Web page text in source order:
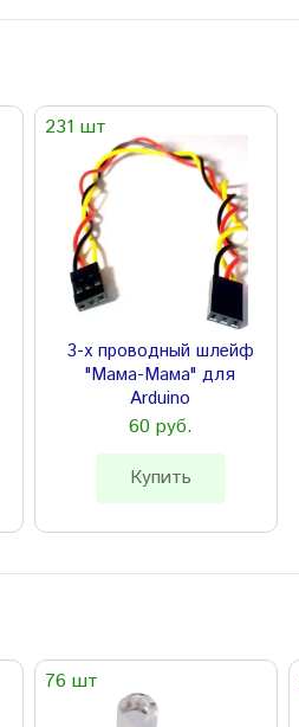
231 шт
3-х проводный шлейф
"Мама-Мама" для
Arduino
60 руб.
Купить
76 шт